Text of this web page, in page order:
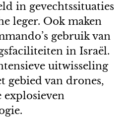
in gevechtssituaties
leger. Ook maken
gebruik van
in Israël.
uitwisseling
gebied van drones,
explosieven